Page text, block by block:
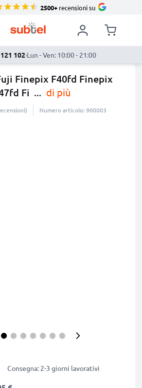
2500+recensioni su
102·Lun - Ven: 10:00 - 21:00
Finepix F40fd Finepix
Fi ... di più
Numero articolo: 900003
Consegna: 2-3 giorni lavorativi